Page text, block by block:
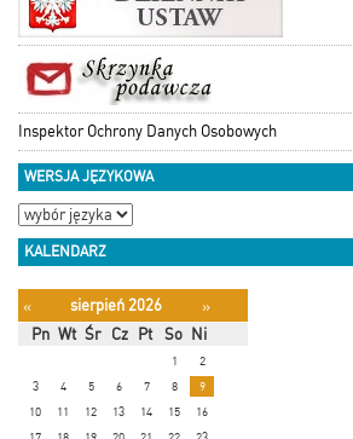
Inspektor Ochrony Danych Osobowych
WERSJA JĘZYKOWA
KALENDARZ
« sierpień 2026
»
Pn Wt Śr Cz Pt So Ni
1
2
3
4 5 6 7 8
9
10
11 12 13 14 15
16